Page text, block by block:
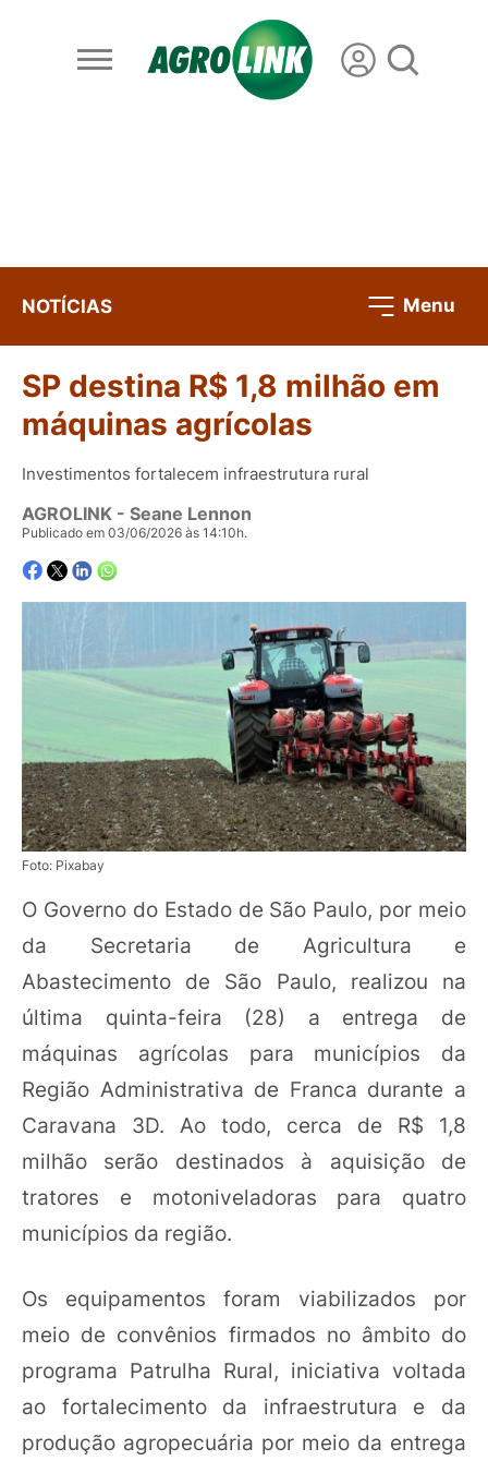
NOTÍCIAS Menu
SP destina R$ 1,8 milhão em
máquinas agrícolas
Investimentos fortalecem infraestrutura rural
AGROLINK - Seane Lennon
Publicado em 03/06/2026 às 14:10h.
Foto: Pixabay
O Governo do Estado de São Paulo, por meio
da Secretaria de Agricultura e
Abastecimento de São Paulo, realizou na
última quinta-feira (28) a entrega de
máquinas agrícolas para municípios da
Região Administrativa de Franca durante a
Caravana 3D. Ao todo, cerca de R$ 1,8
milhão serão destinados à aquisição de
tratores e motoniveladoras para quatro
municípios da região.
Os equipamentos foram viabilizados por
meio de convênios firmados no âmbito do
programa Patrulha Rural, iniciativa voltada
ao fortalecimento da infraestrutura e da
produção agropecuária por meio da entrega